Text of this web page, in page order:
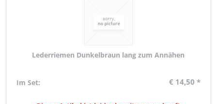
Lederriemen Dunkelbraun lang zum Annähen
Im Set: € 14,50 *